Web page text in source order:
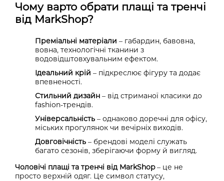
Чому варто обрати плащі та тренчі
від MarkShop?
Преміальні матеріали – габардин, бавовна,
вовна, технологічні тканини з
водовідштовхувальним ефектом.
Ідеальний крій – підкреслює фігуру та додає
впевненості.
Стильний дизайн – від стриманої класики до
fashion-трендів.
Універсальність – однаково доречні для офісу,
міських прогулянок чи вечірніх виходів.
Довговічність – брендові моделі служать
багато сезонів, зберігаючи форму й вигляд.
Чоловічі плащі та тренчі від MarkShop– це не
просто верхній одяг. Це символ статусу,